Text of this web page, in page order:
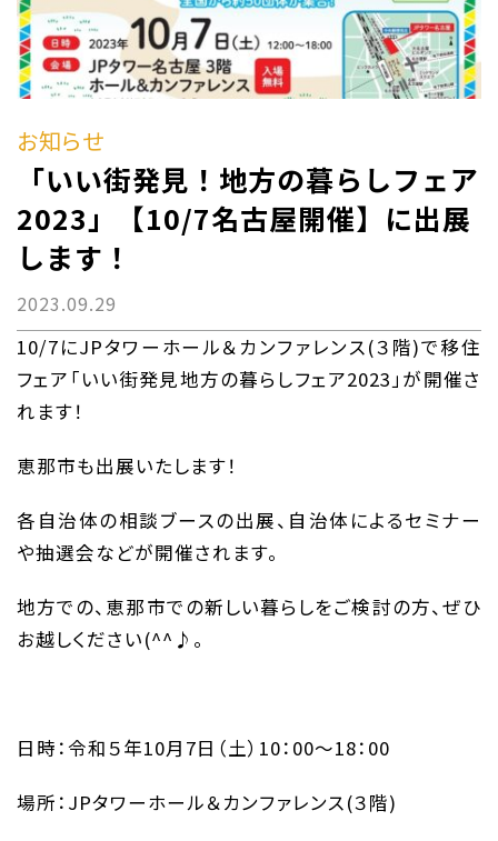
お知らせ
「いい街発見！地方の暮らしフェア
2023」【10/7名古屋開催】に出展
します！
2023.09.29
10/7にJPタワーホール＆カンファレンス(３階)で移住
フェア「いい街発見地方の暮らしフェア2023」が開催さ
れます！
恵那市も出展いたします！
各自治体の相談ブースの出展、自治体によるセミナー
や抽選会などが開催されます。
地方での、恵那市での新しい暮らしをご検討の方、ぜひ
お越しください(^^♪。
日時：令和５年10月7日（土）10：00～18：00
場所：JPタワーホール＆カンファレンス(３階)